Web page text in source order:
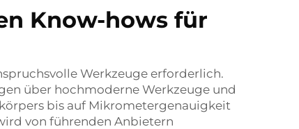
Know-hows für
Werkzeuge erforderlich.
über hochmoderne Werkzeuge und
bis auf Mikrometergenauigkeit
von führenden Anbietern